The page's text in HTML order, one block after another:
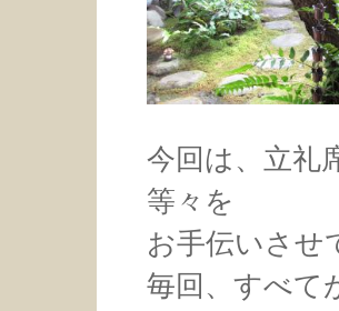
今回は、立礼
等々を
お手伝いさせ
毎回、すべて